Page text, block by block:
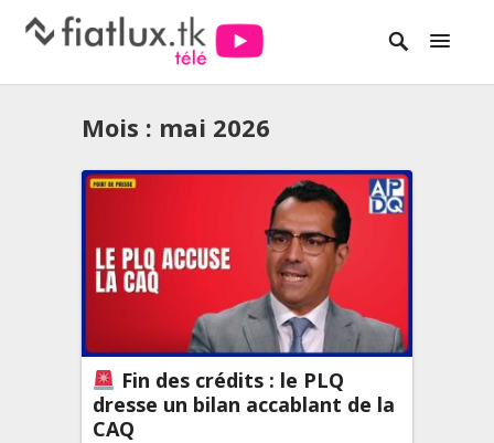
Mois : mai 2026
Fin des crédits : le PLQ
dresse un bilan accablant de la
CAQ